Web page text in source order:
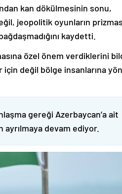
kan dökülmesinin sonu,
jeopolitik oyunların
kaydetti.
özel önem verdiklerini
için değil bölge insanlarına
gereği Azerbaycan’a ait
devam ediyor.